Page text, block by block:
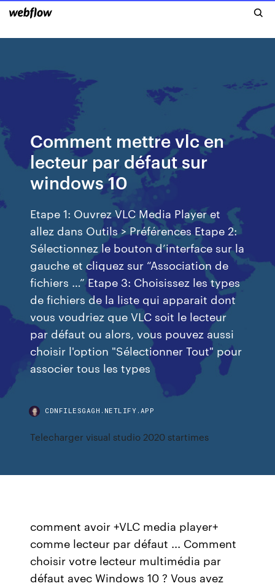
Comment mettre vlc en
lecteur par défaut sur
windows 10
Etape 1: Ouvrez VLC Media Player et
allez dans Outils > Préférences Etape 2:
Sélectionnez le bouton d’interface sur la
gauche et cliquez sur “Association de
fichiers …” Etape 3: Choisissez les types
de fichiers de la liste qui apparait dont
vous voudriez que VLC soit le lecteur
par défaut ou alors, vous pouvez aussi
choisir l'option "Sélectionner Tout" pour
associer tous les types
CDNFILESGAGH.NETLIFY.APP
Telecharger visual studio 2020 startimes
comment avoir +VLC media player+
comme lecteur par défaut ... Comment
choisir votre lecteur multimédia par
défaut avec Windows 10 ? Vous avez